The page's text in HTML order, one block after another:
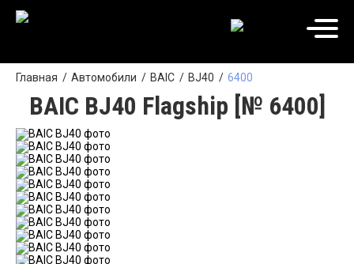
Главная Автомобили BAIC BJ40 6400
BAIC BJ40 Flagship [№ 6400]